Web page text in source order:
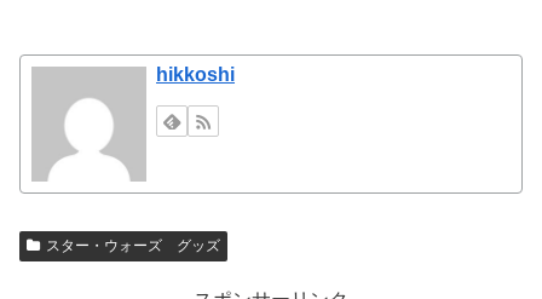
hikkoshi
スター・ウォーズ グッズ